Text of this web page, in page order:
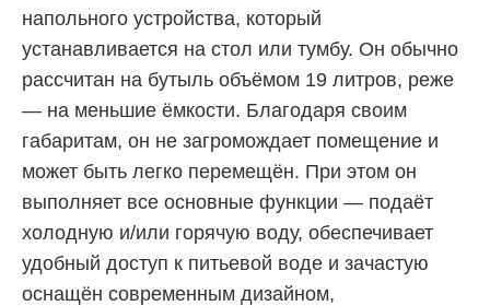
напольного устройства, который
устанавливается на стол или тумбу. Он обычно
рассчитан на бутыль объёмом 19 литров, реже
— на меньшие ёмкости. Благодаря своим
габаритам, он не загромождает помещение и
может быть легко перемещён. При этом он
выполняет все основные функции — подаёт
холодную и/или горячую воду, обеспечивает
удобный доступ к питьевой воде и зачастую
оснащён современным дизайном,